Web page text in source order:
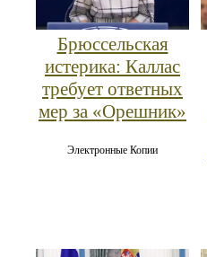
Брюссельская
истерика: Каллас
требует ответных
мер за «Орешник»
Электронные Копии